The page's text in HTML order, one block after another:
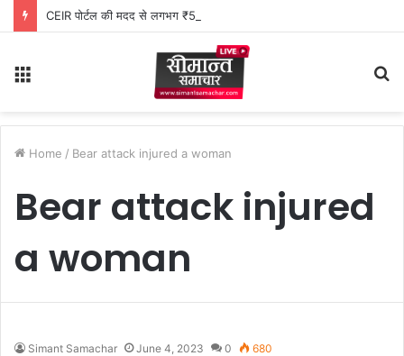
CEIR पोर्टल की मदद से लगभग ₹5 लाख मूल्य के 20 मोबाइल फोन बरामद
Home / Bear attack injured a woman
Bear attack injured
a woman
Simant Samachar June 4, 2023 0 680